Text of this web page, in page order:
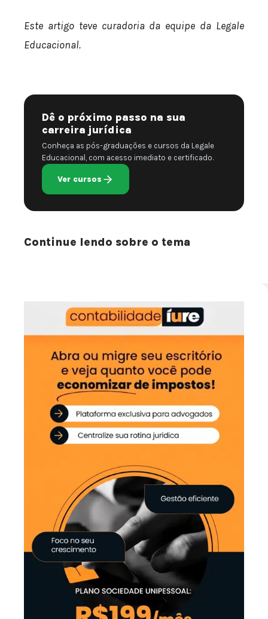
Este artigo teve curadoria da equipe da Legale
Educacional.
Dê o próximo passo na sua
carreira jurídica
Conheça as pós-graduações e cursos da Legale
Educacional, com acesso imediato e certificado.
Ver cursos
Continue lendo sobre o tema